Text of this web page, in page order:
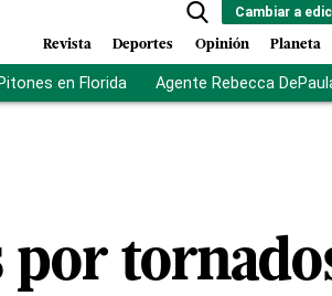
Cambiar a
Revista Deportes Opinión Planeta
Pitones en Florida Agente Rebecca
por